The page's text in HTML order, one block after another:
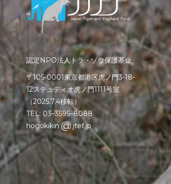
認定NPO法人トラ・ゾウ保護基金
〒105-0001東京都港区虎ノ門3-18-
12ステュディオ虎ノ門1111号室
（2025.7.4移転）
TEL: 03–3595–8088
hogokikin
jtef.jp